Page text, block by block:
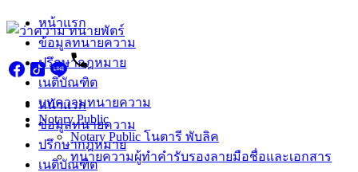
Skip
to
content
หน้าแรก
ข้อมูลทนายความ
ปรึกษากฎหมาย
เนติบัณฑิต
หน้าแรก
ข้อมูลทนายความ
ปรึกษากฎหมาย
เนติบัณฑิต
บทความทนายความ
Notary Public
Notary Public โนตารี พับลิค
ทนายความผู้ทำคำรับรองลายมือชื่อและเอกสาร